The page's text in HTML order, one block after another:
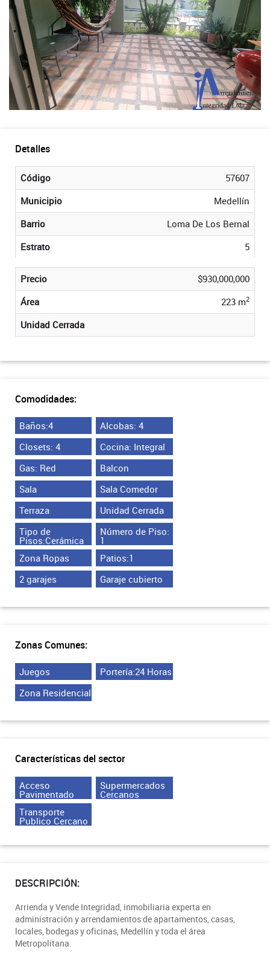
Detalles
Código
57607
Municipio
Medellín
Barrio
Loma De Los Bernal
Estrato
5
Precio
$930,000,000
Área
223 m2
Unidad Cerrada
Comodidades:
Baños:4
Alcobas: 4
Closets: 4
Cocina: Integral
Gas: Red
Balcon
Sala
Sala Comedor
Terraza
Unidad Cerrada
Tipo de
Pisos:Cerámica
Número de Piso:
1
Zona Ropas
Patios:1
2 garajes
Garaje cubierto
Zonas Comunes:
Juegos
Portería:24 Horas
Zona Residencial
Características del sector
Acceso
Pavimentado
Supermercados
Cercanos
Transporte
Publico Cercano
DESCRIPCIÓN:
Arrienda y Vende Integridad, inmobiliaria experta en
administración y arrendamientos de apartamentos, casas,
locales, bodegas y oficinas, Medellín y toda el área
Metropolitana.